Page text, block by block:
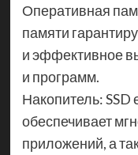
Оперативная
памяти
и эффективное
и программ.
Накопитель:
обеспечивает
приложений, а